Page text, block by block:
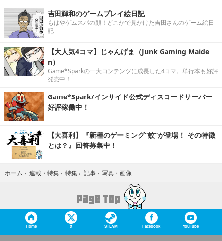
吉田輝和のゲームプレイ絵日記
もはやゲムスパの顔！どこかで見かけた吉田さんのゲーム絵日
記
【大人気4コマ】じゃんげま（Junk Gaming Maide
n）
Game*Sparkの一大コンテンツに成長した4コマ。単行本も好評
発売中！
Game*Spark/インサイド公式ディスコードサーバー
好評稼働中！
【大喜利】『新種のゲーミング“蚊”が登場！ その特徴
とは？』回答募集中！
ホーム › 連載・特集 › 特集 › 記事 › 写真・画像
Home X STEAM Facebook YouTube